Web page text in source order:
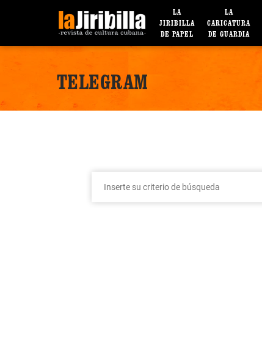
LA
JIRIBILLA
DE PAPEL
LA
CARICATURA
DE GUARDIA
TELEGRAM